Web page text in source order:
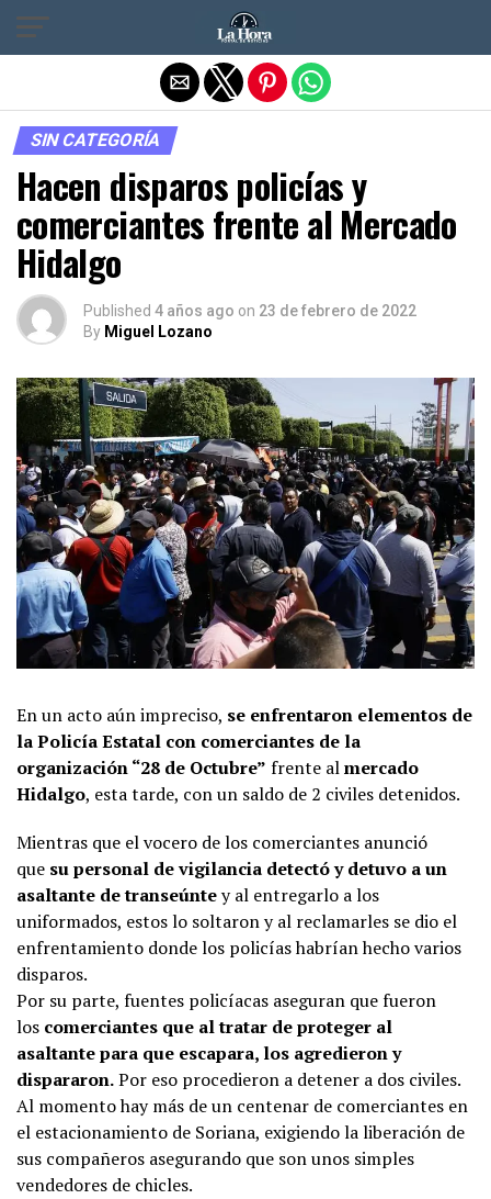
SIN CATEGORÍA
Hacen disparos policías y
comerciantes frente al Mercado
Hidalgo
Published 4 años ago on 23 de febrero de 2022
By Miguel Lozano
En un acto aún impreciso, se enfrentaron elementos de
la Policía Estatal con comerciantes de la
organización “28 de Octubre” frente almercado
Hidalgo, esta tarde, con un saldo de 2 civiles detenidos.
Mientras que el vocero de los comerciantes anunció
que su personal de vigilancia detectó y detuvo a un
asaltante de transeúntey al entregarlo a los
uniformados, estos lo soltaron y al reclamarles se dio el
enfrentamiento donde los policías habrían hecho varios
disparos.
Por su parte, fuentes policíacas aseguran que fueron
los comerciantes que al tratar de proteger al
asaltante para que escapara, los agredieron y
dispararon.Por eso procedieron a detener a dos civiles.
Al momento hay más de un centenar de comerciantes en
el estacionamiento de Soriana, exigiendo la liberación de
sus compañeros asegurando que son unos simples
vendedores de chicles.
Salir de la versión móvil